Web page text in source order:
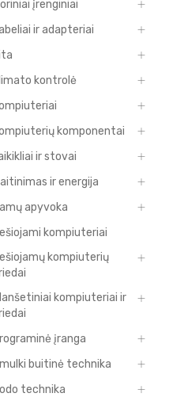
įrenginiai
ir adapteriai
kontrolė
komponentai
ir stovai
ir energija
apyvoka
kompiuteriai
kompiuterių
kompiuteriai ir
įranga
buitinė technika
technika